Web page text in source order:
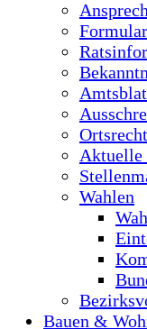
Ortsrecht
Aktuelle
Wahlen
Bauen &